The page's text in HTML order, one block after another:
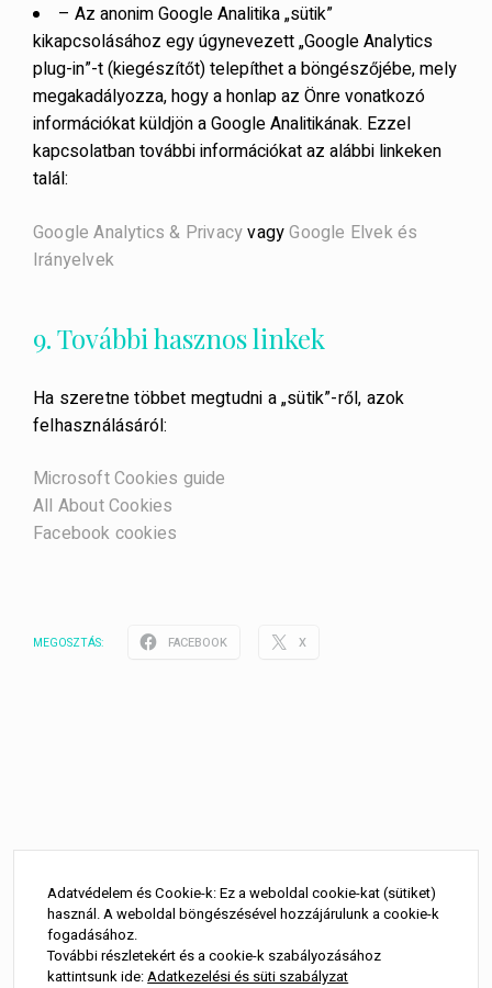
– Az anonim Google Analitika „sütik”
kikapcsolásához egy úgynevezett „Google Analytics
plug-in”-t (kiegészítőt) telepíthet a böngészőjébe, mely
megakadályozza, hogy a honlap az Önre vonatkozó
információkat küldjön a Google Analitikának. Ezzel
kapcsolatban további információkat az alábbi linkeken
talál:
Google Analytics & PrivacyvagyGoogle Elvek és
Irányelvek
9. További hasznos linkek
Ha szeretne többet megtudni a „sütik”-ről, azok
felhasználásáról:
Microsoft Cookies guide
All About Cookies
Facebook cookies
MEGOSZTÁS: FACEBOOK X
Adatvédelem és Cookie-k: Ez a weboldal cookie-kat (sütiket)
használ. A weboldal böngészésével hozzájárulunk a cookie-k
fogadásához.
További részletekért és a cookie-k szabályozásához
kattintsunk ide:Adatkezelési és süti szabályzat